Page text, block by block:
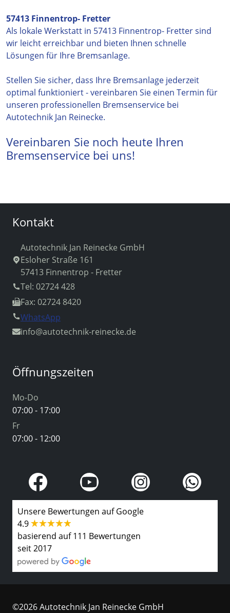
57413 Finnentrop- Fretter
Als lokale Werkstatt in 57413 Finnentrop- Fretter sind
wir leicht erreichbar und bieten Ihnen schnelle
Lösungen für Ihre Bremsanlage.
Stellen Sie sicher, dass Ihre Bremsanlage jederzeit
optimal funktioniert - vereinbaren Sie einen Termin für
unseren professionellen Bremsenservice bei
Autotechnik Jan Reinecke.
Vereinbaren Sie noch heute Ihren
Bremsenservice bei uns!
Kontakt
Autotechnik Jan Reinecke GmbH
Esloher Straße 161
57413 Finnentrop - Fretter
Tel: 02724 428
Fax: 02724 8420
WhatsApp
info@autotechnik-reinecke.de
Öffnungszeiten
Mo-Do
07:00 - 17:00
Fr
07:00 - 12:00
Unsere Bewertungen auf Google
4.9
basierend auf 111 Bewertungen
seit 2017
©2026 Autotechnik Jan Reinecke GmbH